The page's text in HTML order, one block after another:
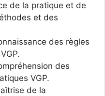
de la pratique et de
et des
des règles
des
VGP.
de la